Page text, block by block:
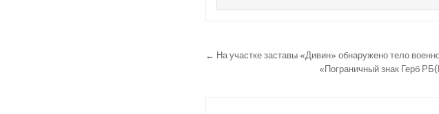
Навигация
← На участке заставы «Дивин» обнаружено тело
«Пограничный знак Герб